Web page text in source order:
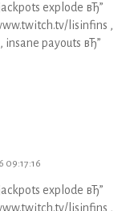
explode вЂ”
lisinfins ,
insane payouts вЂ”
09:17:16
explode вЂ”
lisinfins ,